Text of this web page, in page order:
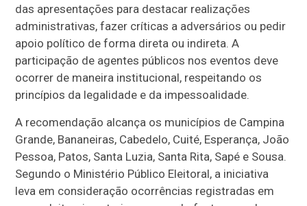
das apresentações para destacar realizações
administrativas, fazer críticas a adversários ou pedir
apoio político de forma direta ou indireta. A
participação de agentes públicos nos eventos deve
ocorrer de maneira institucional, respeitando os
princípios da legalidade e da impessoalidade.
A recomendação alcança os municípios de Campina
Grande, Bananeiras, Cabedelo, Cuité, Esperança, João
Pessoa, Patos, Santa Luzia, Santa Rita, Sapé e Sousa.
Segundo o Ministério Público Eleitoral, a iniciativa
leva em consideração ocorrências registradas em